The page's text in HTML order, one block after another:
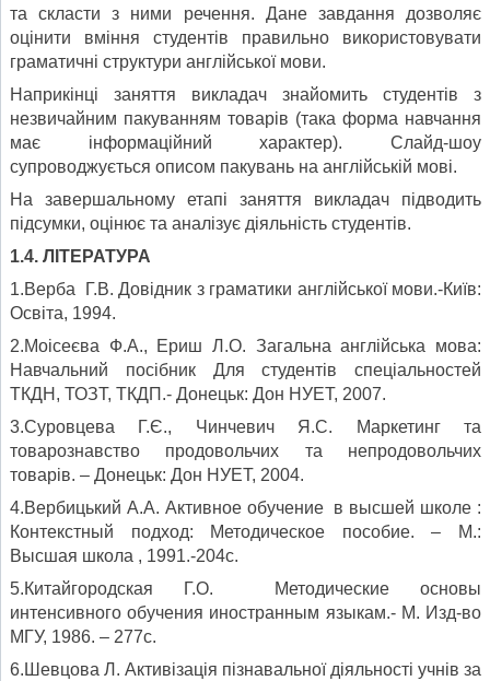
та скласти з ними речення. Дане завдання дозволяє
оцінити вміння студентів правильно використовувати
граматичні структури англійської мови.
Наприкінці заняття викладач знайомить студентів з
незвичайним пакуванням товарів (така форма навчання
має інформаційний характер). Слайд-шоу
супроводжується описом пакувань на англійській мові.
На завершальному етапі заняття викладач підводить
підсумки, оцінює та аналізує діяльність студентів.
1.4. ЛІТЕРАТУРА
1.Верба Г.В. Довідник з граматики англійської мови.-Київ:
Освіта, 1994.
2.Моісеєва Ф.А., Ериш Л.О. Загальна англійська мова:
Навчальний посібник Для студентів спеціальностей
ТКДН, ТОЗТ, ТКДП.- Донецьк: Дон НУЕТ, 2007.
3.Суровцева Г.Є., Чинчевич Я.С. Маркетинг та
товарознавство продовольчих та непродовольчих
товарів. – Донецьк: Дон НУЕТ, 2004.
4.Вербицький А.А. Активное обучение в высшей школе :
Контекстный подход: Методическое пособие. – М.:
Высшая школа , 1991.-204с.
5.Китайгородская Г.О. Методические основы
интенсивного обучения иностранным языкам.- М. Изд-во
МГУ, 1986. – 277с.
6.Шевцова Л. Активізація пізнавальної діяльності учнів за